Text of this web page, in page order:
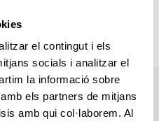
el contingut i els
socials i analitzar el
la informació sobre
els partners de mitjans
amb qui col·laborem. Al
NACIONAL 5ª
BOYS, GIRLS I
(WAGR)